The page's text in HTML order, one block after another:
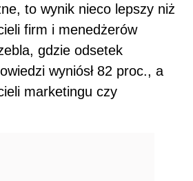
to wynik nieco lepszy niż
firm i menedżerów
gdzie odsetek
wyniósł 82 proc., a
marketingu czy